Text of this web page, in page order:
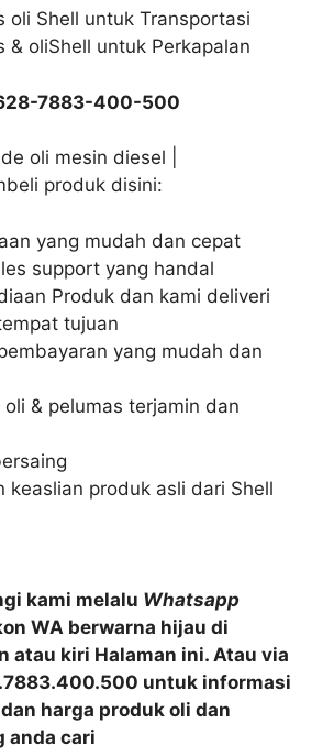
oli Shell untuk Transportasi
& oliShell untuk Perkapalan
7883-400-500
oli mesin diesel |
produk disini:
yang mudah dan cepat
support yang handal
Produk dan kami deliveri
tujuan
yang mudah dan
oli & pelumas terjamin dan
keaslian produk asli dari Shell
kami melalu Whatsapp
WA berwarna hijau di
atau kiri Halaman ini. Atau via
untuk informasi
harga produk oli dan
anda cari